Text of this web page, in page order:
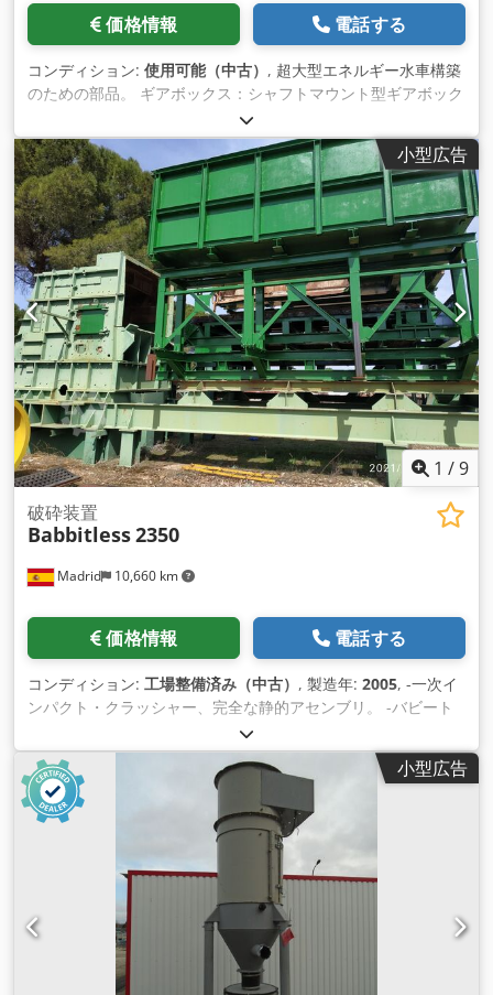
価格情報 電話する
コンディション: 使用可能（中古） , 超大型エネルギー水車構築
のための部品。 ギアボックス：シャフトマウント型ギアボック
ス フレンダー社製 SFO 500 ギア段数：4段 変速比：185.63：1
伝達トルク：131,300Nm Dcedpfxsh Rrtns Adyjk 回転数n1 最
大：1485rpm 回転数n2: 8 rpm シャフト径D1：80mm シャフ
ト径D2：220mm 3500kg 電動機なし の寸法になります。 長
さ：2000mm 幅：800mm 高さ：1000mm シャフト/チューブ
へ シャフト径：560mm チューブ肉厚：35mm ベアリング距
離：10000mm ハブをネジ止めしているため、必要に応じてシ
ャフトを短くすることができます。 肉厚35mmのチューブでも
問題なく溶接が可能です。
小型広告
1 /9
Madrid 10,660 km
破砕装置
Babbitless2350
価格情報 電話する
コンディション: 工場整備済み（中古） , 製造年: 2005, -一次イ
ンパクト・クラッシャー、完全な静的アセンブリ。 -バビート
ル一次インパクター. 吸入口 2350 x 1500 mm.エンジン 500
hp. -新しいベアリング、シャフト、サポート。 Dcsdpfx
Asimwybodyek -新しいストライカーバー -咬合式プレートフィ
ーダー幅 1400 mm 長さ 5000 mm。 フィーダーの状態は良
好。 ディスク・プレスクリーナー 幅 2000 mm 直径 1000 mm
減速機と電動モーター。 -40m3用ホッパー。ボルトで固定さ
れ、輸送のために部分的に取り外し可能。 -ユニット全体がボ
ルト締めシャーシに取り付けられています。 -ユニット全体は
海上コンテナで輸送可能。
小型広告